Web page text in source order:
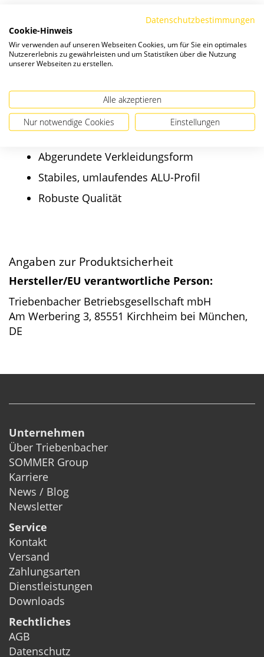
Das abgerundete Design des RS2000 ist
äußerst stabil und besteht aus einem
umlaufenden ALU-Profil. Der Einwurf der Post
erfolgt von vorne, die Entnahme von hinten.
eloxiert erhältlich.
Produktmerkmale im Überblick:
Abgerundete Verkleidungsform
Stabiles, umlaufendes ALU-Profil
Robuste Qualität
Angaben zur Produktsicherheit
Hersteller/EU verantwortliche Person:
Triebenbacher Betriebsgesellschaft mbH
Am Werbering 3, 85551 Kirchheim bei München,
DE
Unternehmen
Über Triebenbacher
SOMMER Group
Karriere
News / Blog
Newsletter
Service
Kontakt
Versand
Zahlungsarten
Dienstleistungen
Downloads
Rechtliches
AGB
Datenschutz
Datenschutzbestimmungen
Cookie-Hinweis
Wir verwenden auf unseren Webseiten Cookies, um für Sie ein optimales
Nutzererlebnis zu gewährleisten und um Statistiken über die Nutzung
unserer Webseiten zu erstellen.
Alle akzeptieren
Nur notwendige Cookies Einstellungen